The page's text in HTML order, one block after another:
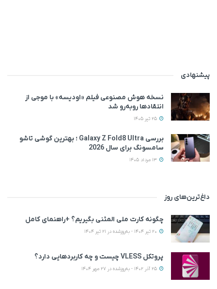
پیشنهادی
نسخه هوش مصنوعی فیلم «اودیسه» با موجی از
انتقادها روبه‌رو شد
بررسی Galaxy Z Fold8 Ultra ؛ بهترین گوشی تاشو
سامسونگ برای سال 2026
داغ‌ترین‌های روز
چگونه کارت ملی المثنی بگیریم؟ +راهنمای کامل
پروتکل VLESS چیست و چه کاربردهایی دارد؟